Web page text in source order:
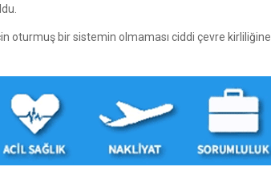
oturmuş bir sistemin olmaması ciddi çevre kirliliğine